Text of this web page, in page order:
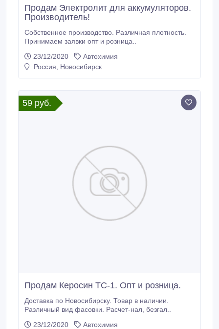
Продам Электролит для аккумуляторов.
Производитель!
Собственное производство. Различная плотность.
Принимаем заявки опт и розница..
23/12/2020
Автохимия
Россия, Новосибирск
59 руб.
Продам Керосин ТС-1. Опт и розница.
Доставка по Новосибирску. Товар в наличии.
Различный вид фасовки. Расчет-нал, безгал..
23/12/2020
Автохимия